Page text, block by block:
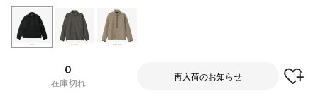
0
在庫切れ
再入荷のお知らせ